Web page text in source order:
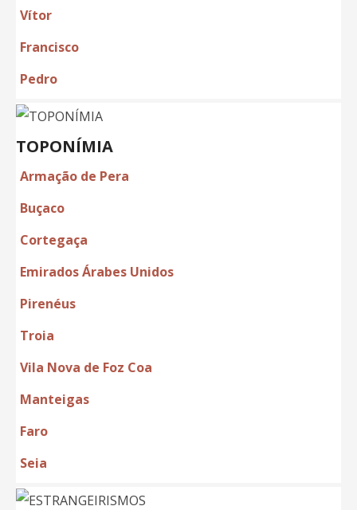
Vítor
Francisco
Pedro
TOPONÍMIA
Armação de Pera
Buçaco
Cortegaça
Emirados Árabes Unidos
Pirenéus
Troia
Vila Nova de Foz Coa
Manteigas
Faro
Seia